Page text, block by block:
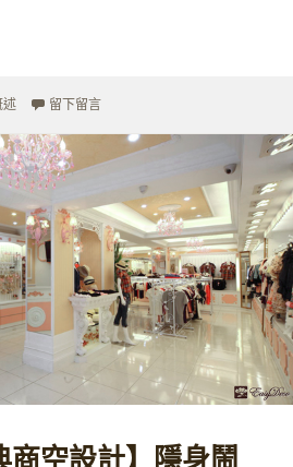
商空設計】比47天更短的挑戰！「東
述 留下留言在 【美式輕古典商空設計】比
商空設計】隱身鬧